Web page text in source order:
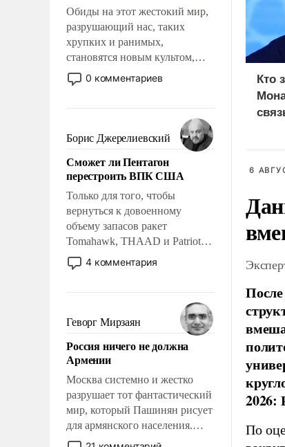
Обиды на этот жестокий мир,
разрушающий нас, таких
хрупких и ранимых,
становятся новым культом,
постепенно вытесняя и
отменяя традиционное
мужественным и твердым под
ударами судьбы, брать на себя
ответственность, помогать
слабым, идти вперед и
адаптироваться.
0 комментариев
Борис Джерелиевский
Сможет ли Пентагон
перестроить ВПК США
Только для того, чтобы
вернуться к довоенному
объему запасов ракет
Tomahawk, THAAD и Patriot
США потребуется более трех
лет. Даже небольшая война с
Сложившаяся ситуация
означает многолетний период
уязвимости США, например,
перед Китаем.
4 комментария
Геворг Мирзаян
Россия ничего не должна
Армении
Москва системно и жестко
разрушает тот фантастический
мир, который Пашинян рисует
для армянского населения.
Мир, где политические
Кто
6
2026:
По